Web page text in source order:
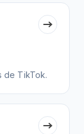
de TikTok.